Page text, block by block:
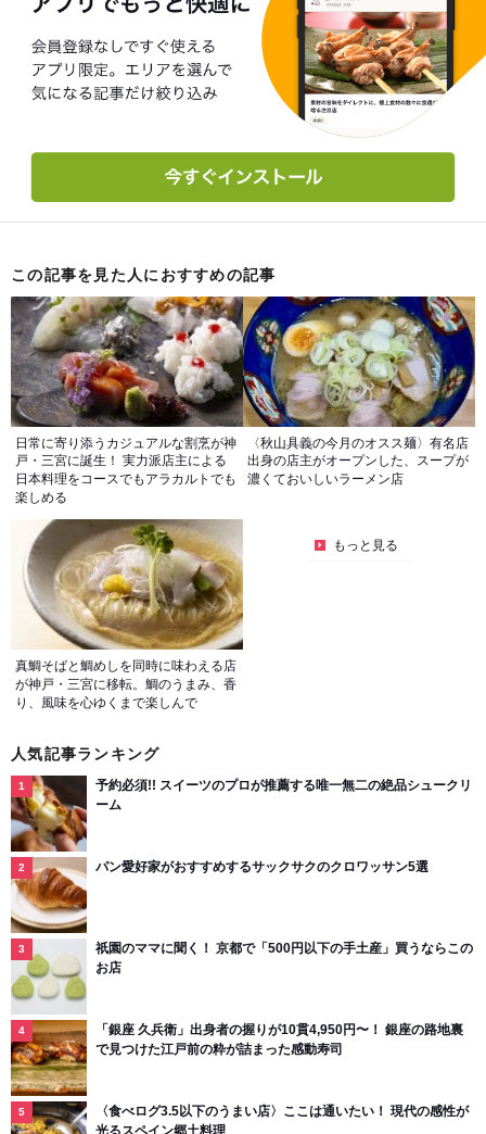
この記事を見た人におすすめの記事
日常に寄り添うカジュアルな割烹が神
戸・三宮に誕生！ 実力派店主による
日本料理をコースでもアラカルトでも
楽しめる
〈秋山具義の今月のオスス麺〉有名店
出身の店主がオープンした、スープが
濃くておいしいラーメン店
真鯛そばと鯛めしを同時に味わえる店
が神戸・三宮に移転。鯛のうまみ、香
り、風味を心ゆくまで楽しんで
もっと見る
人気記事ランキング
予約必須!! スイーツのプロが推薦する唯一無二の絶品シュークリ
ーム
パン愛好家がおすすめするサックサクのクロワッサン5選
祇園のママに聞く！ 京都で「500円以下の手土産」買うならこの
お店
「銀座 久兵衛」出身者の握りが10貫4,950円〜！ 銀座の路地裏
で見つけた江戸前の粋が詰まった感動寿司
〈食べログ3.5以下のうまい店〉ここは通いたい！ 現代の感性が